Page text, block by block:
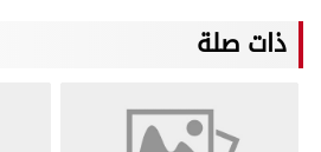
ذات صلة